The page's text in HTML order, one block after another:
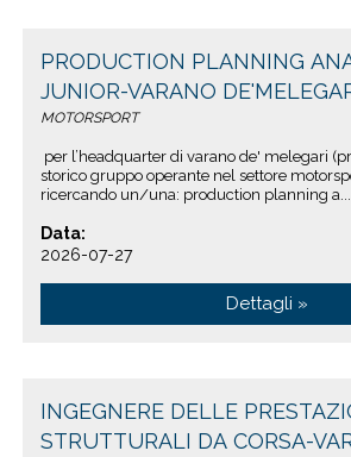
PRODUCTION PLANNING
JUNIOR-VARANO
MOTORSPORT
per l’headquarter di varano de' melegari
storico gruppo operante nel settore
ricercando un/una: production planning a...
Data:
2026-07-27
Dettagli »
INGEGNERE DELLE
STRUTTURALI DA CORSA-